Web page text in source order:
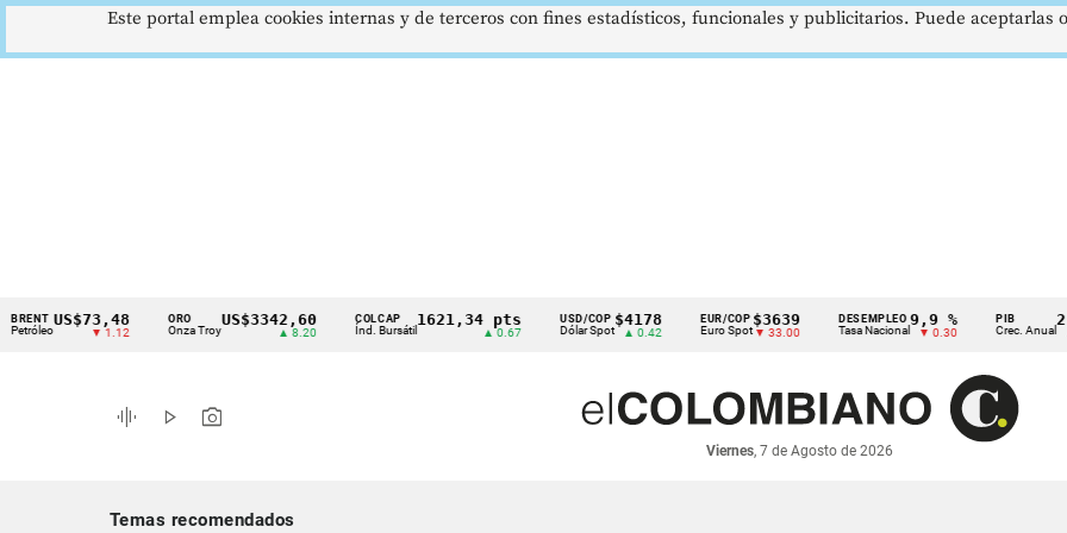
Cintillo
indicadores
económicos
US$73,48
▼ 1.12
ORO
Onza Troy
US$3342,60 COLCAP
Índ. Bursátil
1621,34 pts USD/COP
Dólar Spot
$4178
▲ 0.42
EUR/COP
Euro Spot
$3639
▼ 33.00
DESEMPLEO
Tasa Nacional
9,9 %
▼ 0.30
PIB
Crec. Anual
2,8 %
▲ 0.10
graphic_eq play_arrow photo_camera
Viernes, 7 de Agosto de 2026
Temas recomendados
Este portal emplea cookies internas y de terceros con fines estadísticos, funcionales y publicitarios. Puede aceptarlas